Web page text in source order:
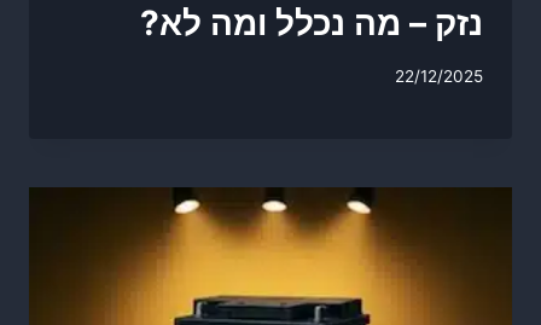
נזק – מה נכלל ומה לא?
22/12/2025